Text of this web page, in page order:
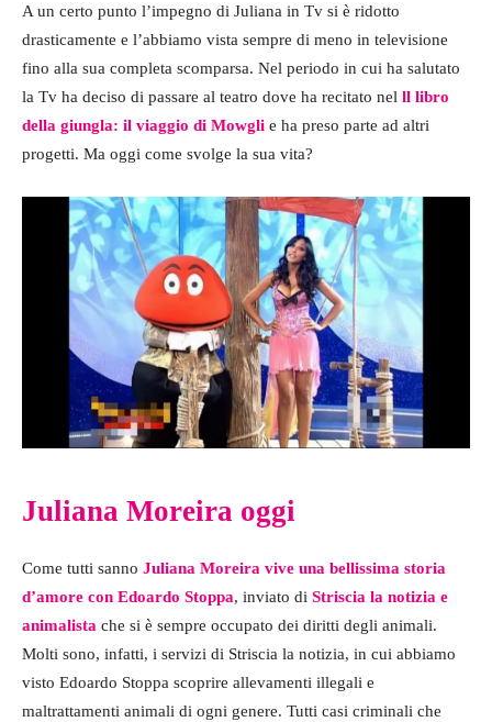
A un certo punto l’impegno di Juliana in Tv si è ridotto
drasticamente e l’abbiamo vista sempre di meno in televisione
fino alla sua completa scomparsa. Nel periodo in cui ha salutato
la Tv ha deciso di passare al teatro dove ha recitato nel ll libro
della giungla: il viaggio di Mowgli e ha preso parte ad altri
progetti. Ma oggi come svolge la sua vita?
Juliana Moreira oggi
Come tutti sanno Juliana Moreira vive una bellissima storia
d’amore con Edoardo Stoppa, inviato di Striscia la notizia e
animalista che si è sempre occupato dei diritti degli animali.
Molti sono, infatti, i servizi di Striscia la notizia, in cui abbiamo
visto Edoardo Stoppa scoprire allevamenti illegali e
maltrattamenti animali di ogni genere. Tutti casi criminali che